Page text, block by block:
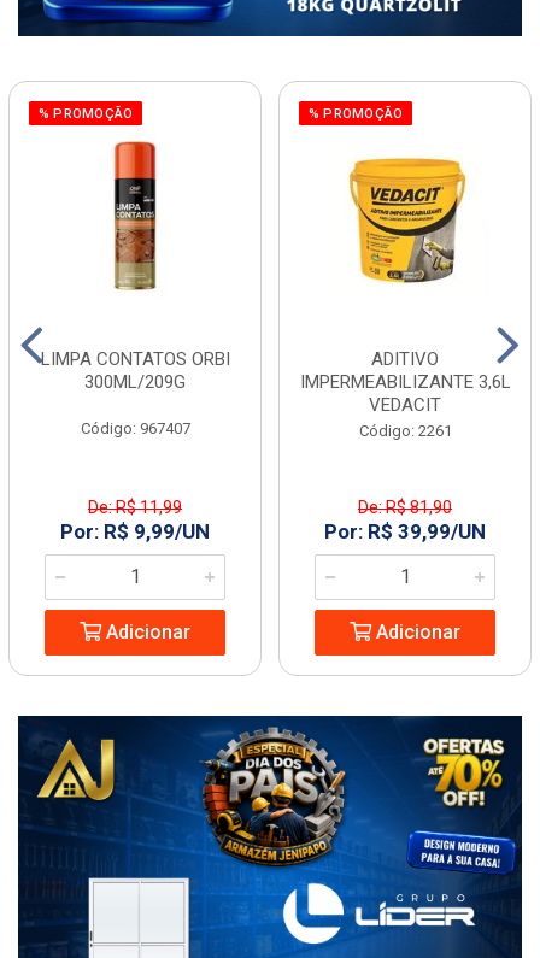
% PROMOÇÃO
LIMPA CONTATOS ORBI
300ML/209G
Código: 967407
De: R$ 11,99
Por: R$ 9,99/UN
Adicionar
% PROMOÇÃO
ADITIVO
IMPERMEABILIZANTE 3,6L
VEDACIT
Código: 2261
De: R$ 81,90
Por: R$ 39,99/UN
Adicionar